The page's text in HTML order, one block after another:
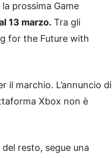
prossima Game
13 marzo. Tra gli
for the Future with
il marchio. L’annuncio di
Xbox non è
resto, segue una